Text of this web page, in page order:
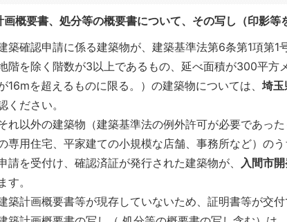
画概要書、処分等の概要書について、その写し（印影等
築確認申請に係る建築物が、建築基準法第6条第1項第1
階を除く階数が3以上であるもの、延べ面積が300平方
16mを超えるものに限る。）の建築物については、埼
ください。
れ以外の建築物（建築基準法の例外許可が必要であっ
専用住宅、平家建ての小規模な店舗、事務所など）の
請を受付け、確認済証が発行された建築物が、
入間市
ます。
築計画概要書等が現存していないため、証明書等が交付